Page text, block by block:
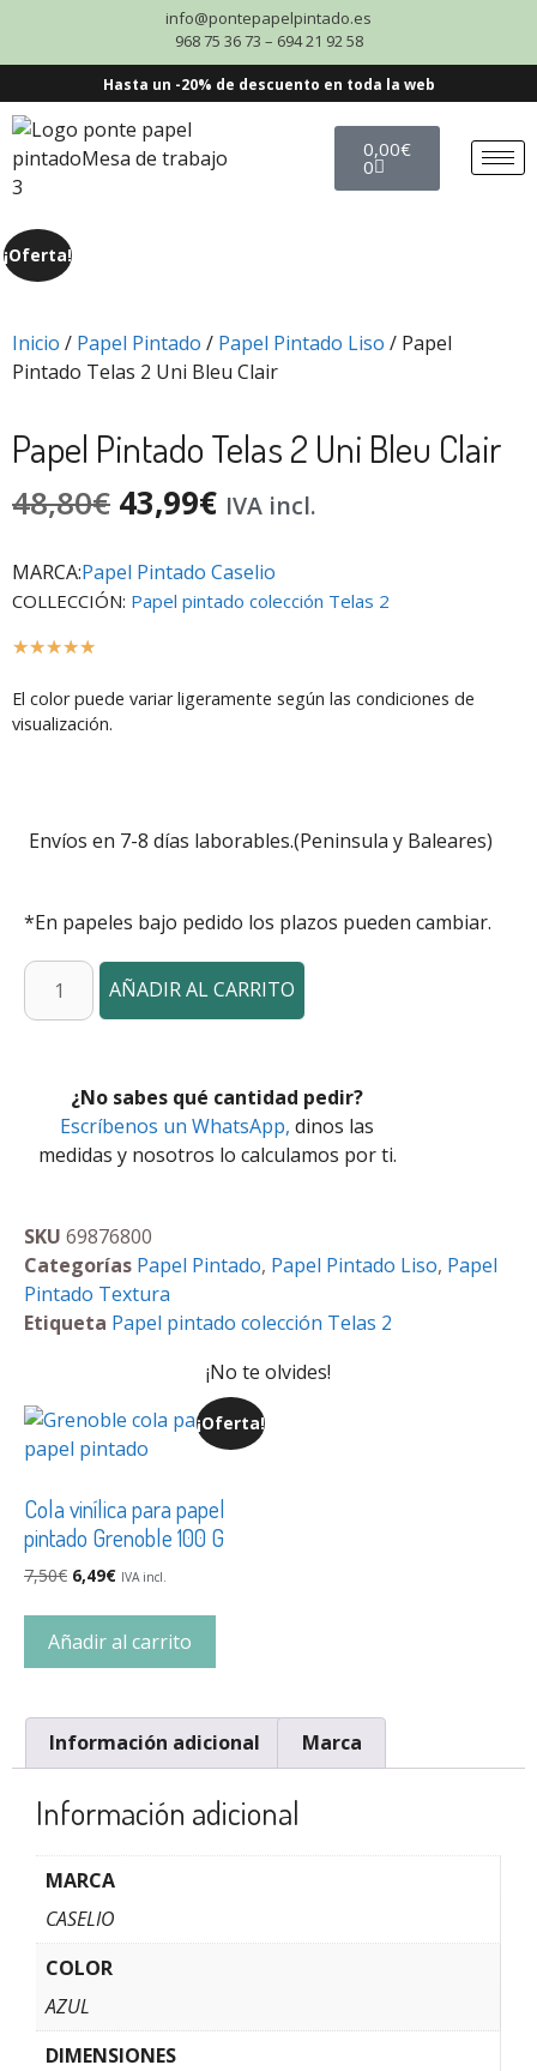
info@pontepapelpintado.es
968 75 36 73 – 694 21 92 58
Hasta un -20% de descuento en toda la web
0,00€
0
¡Oferta!
Inicio / Papel Pintado / Papel Pintado Liso / Papel
Pintado Telas 2 Uni Bleu Clair
Papel Pintado Telas 2 Uni Bleu Clair
48,80€ 43,99€ IVA incl.
MARCA:Papel Pintado Caselio
COLLECCIÓN: Papel pintado colección Telas 2
☆☆☆☆☆
El color puede variar ligeramente según las condiciones de
visualización.
Envíos en 7-8 días laborables.(Peninsula y Baleares)
*En papeles bajo pedido los plazos pueden cambiar.
AÑADIR AL CARRITO
¿No sabes qué cantidad pedir?
Escríbenos un WhatsApp, dinos las
medidas y nosotros lo calculamos por ti.
SKU 69876800
Categorías Papel Pintado, Papel Pintado Liso, Papel
Pintado Textura
Etiqueta Papel pintado colección Telas 2
¡No te olvides!
¡Oferta!
Cola vinílica para papel
pintado Grenoble 100 G
7,50€ 6,49€ IVA incl.
Añadir al carrito
Información adicional Marca
Información adicional
MARCA
CASELIO
COLOR
AZUL
DIMENSIONES